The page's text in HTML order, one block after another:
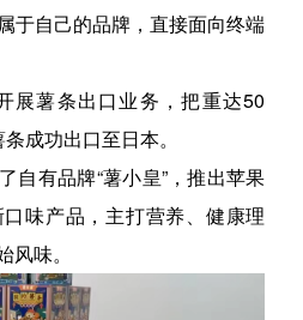
于自己的品牌，直接面向终端
展薯条出口业务，把重达50
成功出口至日本。
自有品牌“薯小皇”，推出苹果
味产品，主打营养、健康理
味。